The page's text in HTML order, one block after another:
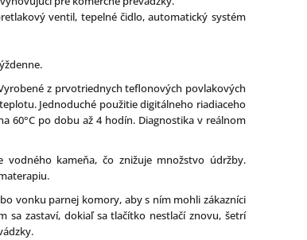
ventil, tepelné čidlo, automatický systém
z prvotriednych teflonových povlakových
Jednoduché použitie digitálneho riadiaceho
60°C po dobu až 4 hodín. Diagnostika v reálnom
kameňa, čo znižuje množstvo údržby.
vonku parnej komory, aby s ním mohli zákazníci
zastaví, dokiaľ sa tlačítko nestlačí znovu, šetrí